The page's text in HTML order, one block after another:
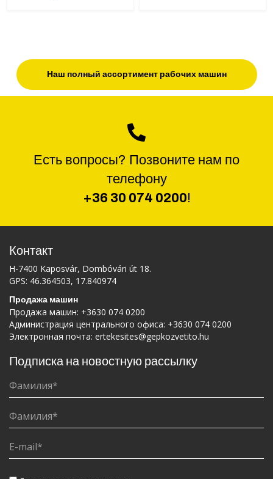
Наш полный ассортимент рабочих машин
Есть вопросы? Позвоните нам по
телефону
+36 30 074 0200!
Контакт
H-7400 Kaposvár, Dombóvári út 18.
GPS: 46.364503, 17.840974
Продажа машин
Продажа машин: +3630 074 0200
Администрация центрального офиса: +3630 074 0200
Электронная почта: ertekesites@gepkozvetito.hu
Подписка на новостную рассылку